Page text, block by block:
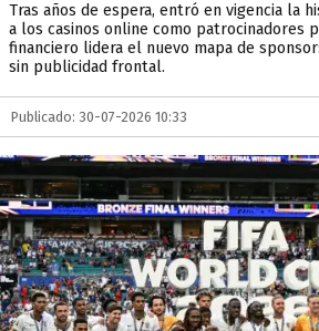
Tras años de espera, entró en vigencia la
a los casinos online como patrocinadores
financiero lidera el nuevo mapa de
sin publicidad frontal.
Publicado: 30-07-2026 10:33